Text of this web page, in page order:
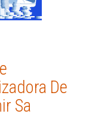
De
Sa